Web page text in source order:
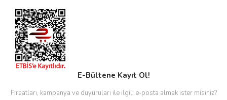
E-Bültene Kayıt Ol!
Fırsatları, kampanya ve duyuruları ile ilgili e-posta almak ister misiniz?